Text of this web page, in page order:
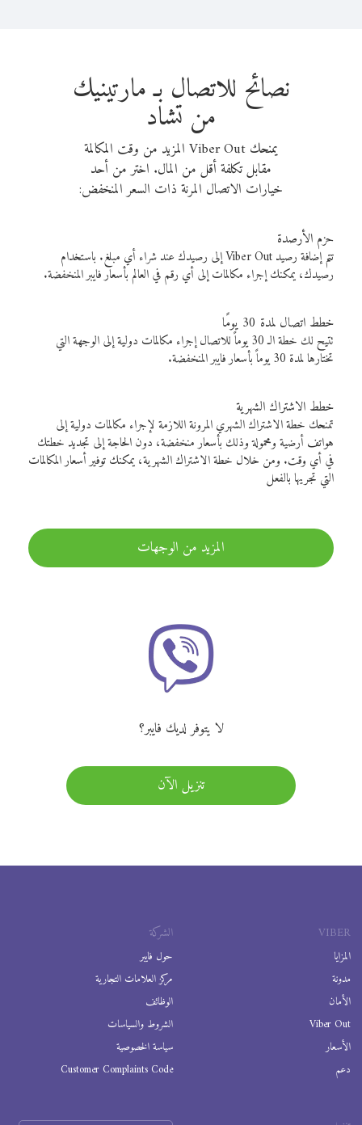
نصائح للاتصال بـ مارتينيك
من تشاد
يمنحك Viber Out المزيد من وقت المكالمة
مقابل تكلفة أقل من المال. اختر من أحد
خيارات الاتصال المرنة ذات السعر المنخفض:
حزم الأرصدة
تتم إضافة رصيد Viber Out إلى رصيدك عند شراء أي مبلغ. باستخدام
رصيدك، يمكنك إجراء مكالمات إلى أي رقم في العالم بأسعار فايبر المنخفضة.
خطط اتصال لمدة 30 يومًا
تتيح لك خطة الـ 30 يوماً للاتصال إجراء مكالمات دولية إلى الوجهة التي
تختارها لمدة 30 يوماً بأسعار فايبر المنخفضة.
خطط الاشتراك الشهرية
تمنحك خطة الاشتراك الشهري المرونة اللازمة لإجراء مكالمات دولية إلى
هواتف أرضية ومحمولة وذلك بأسعار منخفضة، دون الحاجة إلى تجديد خطتك
في أي وقت. ومن خلال خطة الاشتراك الشهرية، يمكنك توفير أسعار المكالمات
التي تجريها بالفعل
المزيد من الوجهات
لا يتوفر لديك فايبر؟
تنزيل الآن
VIBER
المزايا
مدونة
الأمان
Viber Out
الأسعار
دعم
الشركة
حول فايبر
مركز العلامات التجارية
الوظائف
الشروط والسياسات
سياسة الخصوصية
Customer Complaints Code